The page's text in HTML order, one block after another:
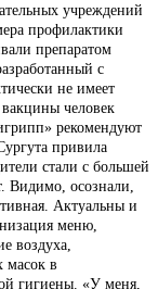
учреждений
профилактики
препаратом
с
не имеет
человек
рекомендуют
привила
стали с большей
Видимо, осознали,
Актуальны и
меню,
воздуха,
масок в
гигиены. «У меня,